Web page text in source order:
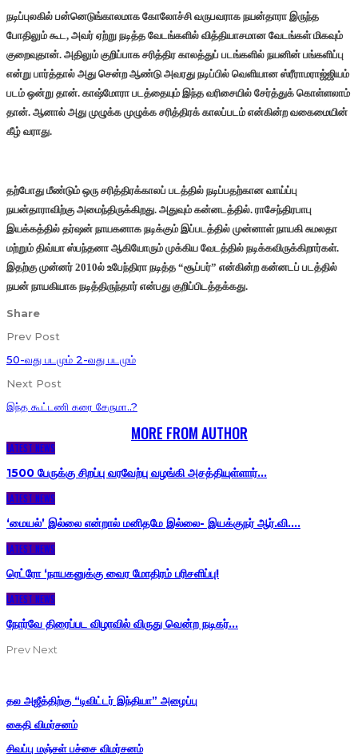
நடிப்புலகில் பன்னெடுங்காலமாக கோலோச்சி வருபவராக நயன்தாரா இருந்த
போதிலும் கூட, அவர் ஏற்று நடித்த வேடங்களில் வித்தியாசமான வேடங்கள் மிகவும்
குறைவுதான். அதிலும் குறிப்பாக சரித்திர காலத்துப் படங்களில் நயனின் பங்களிப்பு
என்று பார்த்தால் அது சென்ற ஆண்டு அவரது நடிப்பில் வெளியான ஸ்ரீராமராஜ்ஜியம்
படம் ஒன்று தான். காஷ்மோரா படத்தையும் இந்த வரிசையில் சேர்த்துக் கொள்ளலாம்
தான். ஆனால் அது முழுக்க முழுக்க சரித்திரக் காலப்படம் என்கின்ற வகைமையின்
கீழ் வராது.
தற்போது மீண்டும் ஒரு சரித்திரக்காலப் படத்தில் நடிப்பதற்கான வாய்ப்பு
நயன்தாராவிற்கு அமைந்திருக்கிறது. அதுவும் கன்னடத்தில். ராசேந்திரபாபு
இயக்கத்தில் தர்ஷன் நாயகனாக நடிக்கும் இப்படத்தில் முன்னாள் நாயகி சுமலதா
மற்றும் திவ்யா ஸ்பந்தனா ஆகியோரும் முக்கிய வேடத்தில் நடிக்கவிருக்கிறார்கள்.
இதற்கு முன்னர் 2010ல் உபேந்திரா நடித்த “சூப்பர்” என்கின்ற கன்னடப் படத்தில்
நயன் நாயகியாக நடித்திருந்தார் என்பது குறிப்பிடத்தக்கது.
Share
Prev Post
50-வது படமும் 2-வது படமும்
Next Post
இந்த கூட்டணி கரை சேருமா..?
MORE FROM AUTHOR
LATEST NEWS
1500 பேருக்கு சிறப்பு வரவேற்பு வழங்கி அசத்தியுள்ளார்…
LATEST NEWS
‘மையல்’ இல்லை என்றால் மனிதமே இல்லை- இயக்குநர் ஆர்.வி.…
LATEST NEWS
ரெட்ரோ ‘நாயகனுக்கு வைர மோதிரம் பரிசளிப்பு!
LATEST NEWS
நோர்வே திரைப்பட விழாவில் விருது வென்ற நடிகர்…
Prev Next
தல அஜீத்திற்கு “டிவிட்டர் இந்தியா” அழைப்பு
கைதி விமர்சனம்
சிவப்பு மஞ்சள் பச்சை விமர்சனம்